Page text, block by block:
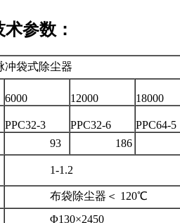
参数：
式除尘器
6000 12000
18000
PPC32-3 PPC32-6
PPC64-5
93 186
1-1.2
布袋除尘器＜ 120℃
Φ130×2450